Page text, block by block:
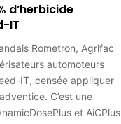
d’herbicide
IT
Rometron, Agrifac
automoteurs
IT, censée appliquer
C’est une
et AiCPlus